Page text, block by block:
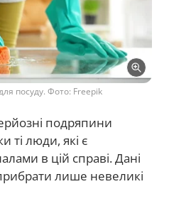
посуду. Фото: Freepik
подряпини
ті люди, які є
в цій справі. Дані
лише невеликі